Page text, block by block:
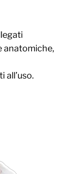
anatomiche,
all’uso.